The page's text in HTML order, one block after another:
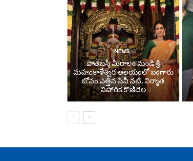
NEWS
పాతబస్తీ మీరాలం మండి శ్రీ
మహంకాళేశ్వర ఆలయంలో బంగారు
బోనం ఎత్తిన సినీ నటి, నిర్మాత
నిహారిక కొణిదెల